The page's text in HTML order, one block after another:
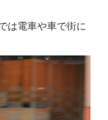
は電車や車で街に